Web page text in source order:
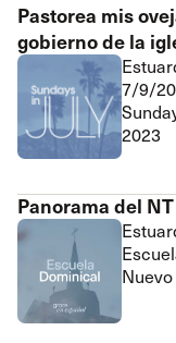
Pastorea mis
gobierno de la
7/9/
2023
Panorama del